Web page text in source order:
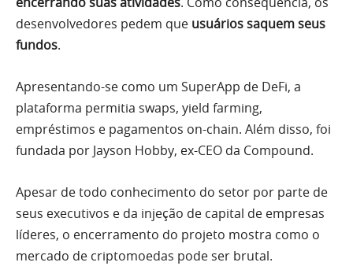
desenvolvedores pedem que usuários saquem seus
fundos.
Apresentando-se como um SuperApp de DeFi, a
plataforma permitia swaps, yield farming,
empréstimos e pagamentos on-chain. Além disso, foi
fundada por Jayson Hobby, ex-CEO da Compound.
Apesar de todo conhecimento do setor por parte de
seus executivos e da injeção de capital de empresas
líderes, o encerramento do projeto mostra como o
mercado de criptomoedas pode ser brutal.